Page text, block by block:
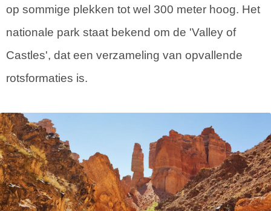
op sommige plekken tot wel 300 meter hoog. Het
nationale park staat bekend om de 'Valley of
Castles', dat een verzameling van opvallende
rotsformaties is.